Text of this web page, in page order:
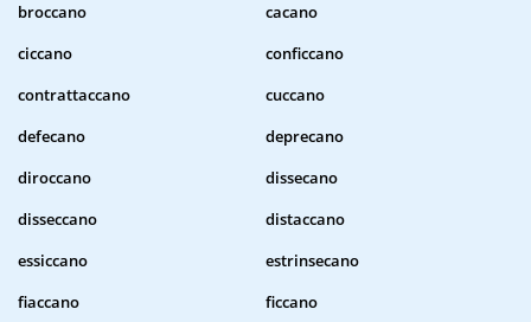
broccano
cacano
ciccano
conficcano
contrattaccano
cuccano
defecano
deprecano
diroccano
dissecano
disseccano
distaccano
essiccano
estrinsecano
fiaccano
ficcano